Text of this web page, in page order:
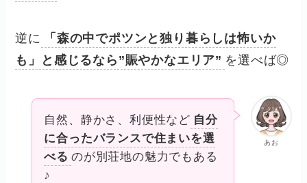
逆に
「森の中でポツンと独り暮らしは怖いか
も」と感じるなら”賑やかなエリア” を選べば◎
あお
自然、静かさ、利便性など 自分
に合ったバランスで住まいを選
べる のが別荘地の魅力でもある
♪